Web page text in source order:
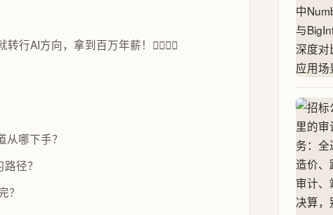
AI方向，拿到百万年薪！👇🏻👇🏻
哪下手？
径？
？